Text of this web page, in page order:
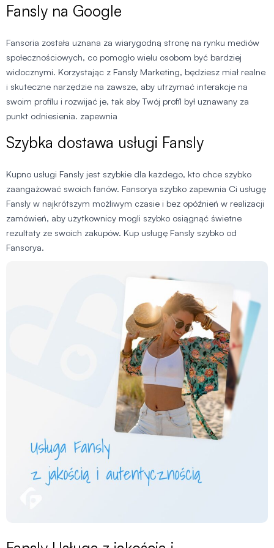
Fansly na Google
Fansoria została uznana za wiarygodną stronę na rynku mediów
społecznościowych, co pomogło wielu osobom być bardziej
widocznymi. Korzystając z Fansly Marketing, będziesz miał realne
i skuteczne narzędzie na zawsze, aby utrzymać interakcje na
swoim profilu i rozwijać je, tak aby Twój profil był uznawany za
punkt odniesienia. zapewnia
Szybka dostawa usługi Fansly
Kupno usługi Fansly jest szybkie dla każdego, kto chce szybko
zaangażować swoich fanów. Fansorya szybko zapewnia Ci usługę
Fansly w najkrótszym możliwym czasie i bez opóźnień w realizacji
zamówień, aby użytkownicy mogli szybko osiągnąć świetne
rezultaty ze swoich zakupów. Kup usługę Fansly szybko od
Fansorya.